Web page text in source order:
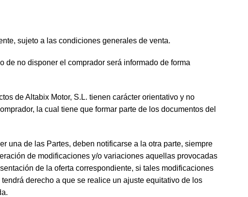
sujeto a las condiciones generales de venta.
de no disponer el comprador será informado de forma
de Altabix Motor, S.L. tienen carácter orientativo y no
la cual tiene que formar parte de los documentos del
una de las Partes, deben notificarse a la otra parte, siempre
de modificaciones y/o variaciones aquellas provocadas
de la oferta correspondiente, si tales modificaciones
derecho a que se realice un ajuste equitativo de los